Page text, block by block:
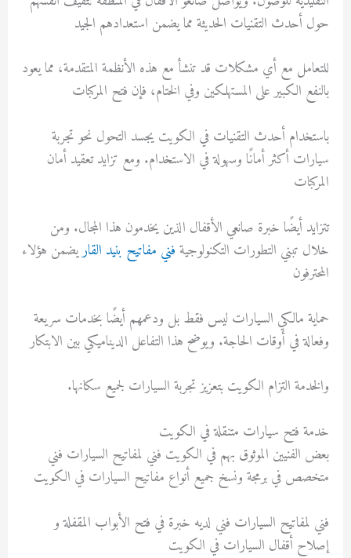
حول أحدث التقنيات الحديثة مما يضمن استعدادهم الجيد
للتعامل مع أي مشكلات قد تنشأ مع هذه الأنظمة المتقدمة، مما يعود
بالنفع الكبير على المستهلكين وفي الختام، فإن فتح المركبات
باستخدام أحدث التقنيات في الكويت يجسد التحول نحو تجربة
سيارات أكثر أمانًا وسهولة في الاستخدام. ومع تزايد تعقيد أمان
المركبات
تتزايد أيضًا خبرة صانعي الأقفال الذين يخدمون هذا المجال. ومن
خلال تبني التطورات التكنولوجيةفني مفاتيح بنيد القاريضمن هؤلاء
المحترفون
حماية مالكي السيارات ليس فقط بل ودعمهم أيضًا بخدمات سريعة
وفعالة في أوقات الحاجة. ويوضح هذا التفاعل الديناميكي بين الابتكار
والخدمة التزام الكويت بتعزيز تجربة السيارات لجميع سكانها.
خدمة فتح سيارات متنقلة في الكويت
بعض الفنيين الموثوق بهم في الكويت فني لمفاتيح السيارات فني
متخصص في برمجة ونسخ جميع أنواع مفاتيح السيارات في الكويت
فني لمفاتيح السيارات فني لديه خبرة في فتح الأبواب المقفلة و
إصلاح أقفال السيارات في الكويت